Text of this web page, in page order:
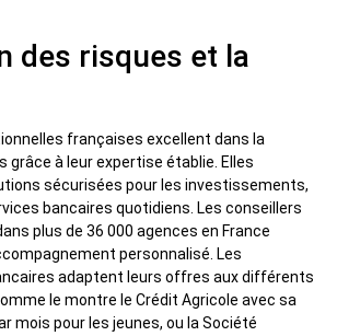
des risques et la
françaises excellent dans la
grâce à leur expertise établie. Elles
sécurisées pour les investissements,
bancaires quotidiens. Les conseillers
plus de 36 000 agences en France
personnalisé. Les
adaptent leurs offres aux différents
le montre le Crédit Agricole avec sa
mois pour les jeunes, ou la Société